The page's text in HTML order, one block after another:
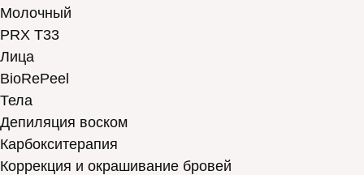
Молочный
PRX T33
Лица
BioRePeel
Тела
Депиляция воском
Карбокситерапия
Коррекция и окрашивание бровей